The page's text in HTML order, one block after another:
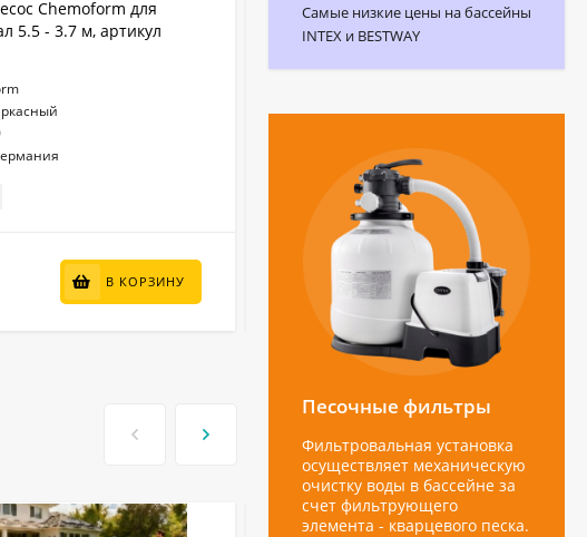
Chemoform для
5.5 - 3.7 м, артикул
В КОРЗИНУ
Донный пылесос Chemoform для
бассейна круг 7.3 м, артикул 2730
Chemoform
Артикул: 2730
В НАЛИЧИИ
6 000 ₽ В КОРЗИНУ
Самые низкие цены на бассейны
INTEX и BESTWAY
Песочные фильтры
Фильтровальная установка
осуществляет механическую
очистку воды в бассейне за
счет фильтрующего
элемента - кварцевого песка.